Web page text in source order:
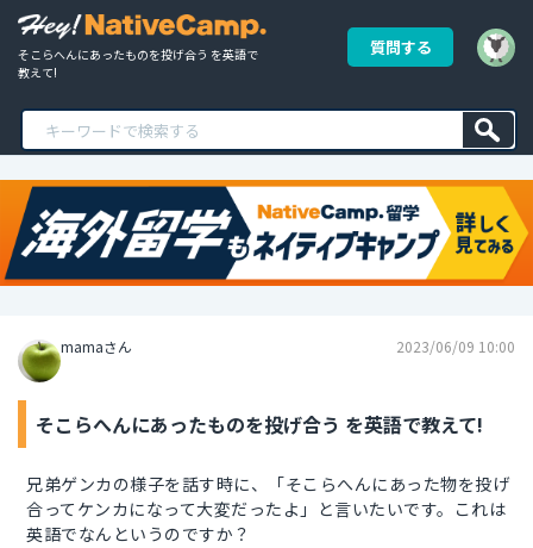
そこらへんにあったものを投げ合う を英語で
教えて!
質問する
mamaさん 2023/06/09 10:00
そこらへんにあったものを投げ合う を英語で教えて!
兄弟ゲンカの様子を話す時に、「そこらへんにあった物を投げ
合ってケンカになって大変だったよ」と言いたいです。これは
英語でなんというのですか？